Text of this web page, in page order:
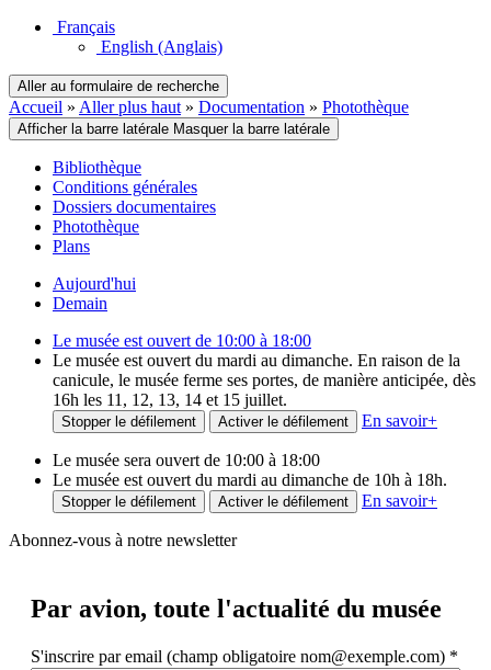
Français
English (Anglais)
Aller au formulaire de recherche
Accueil » Aller plus haut » Documentation » Photothèque
Afficher la barre latérale Masquer la barre latérale
Bibliothèque
Conditions générales
Dossiers documentaires
Photothèque
Plans
Aujourd'hui
Demain
Le musée est ouvert de 10:00 à 18:00
Le musée est ouvert du mardi au dimanche. En raison de la
canicule, le musée ferme ses portes, de manière anticipée, dès
16h les 11, 12, 13, 14 et 15 juillet.
Stopper le défilement Activer le défilement En savoir+
Le musée sera ouvert de 10:00 à 18:00
Le musée est ouvert du mardi au dimanche de 10h à 18h.
Stopper le défilement Activer le défilement En savoir+
Abonnez-vous à notre newsletter
Par avion, toute l'actualité du musée
S'inscrire par email (champ obligatoire nom@exemple.com) *